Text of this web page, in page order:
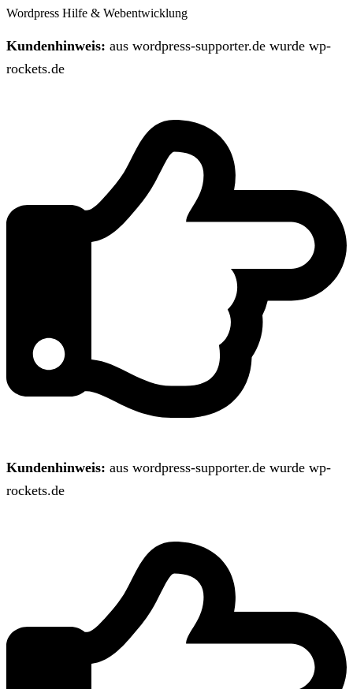
Wordpress Hilfe & Webentwicklung
Kundenhinweis: aus wordpress-supporter.de wurde wp-
rockets.de
Kundenhinweis: aus wordpress-supporter.de wurde wp-
rockets.de